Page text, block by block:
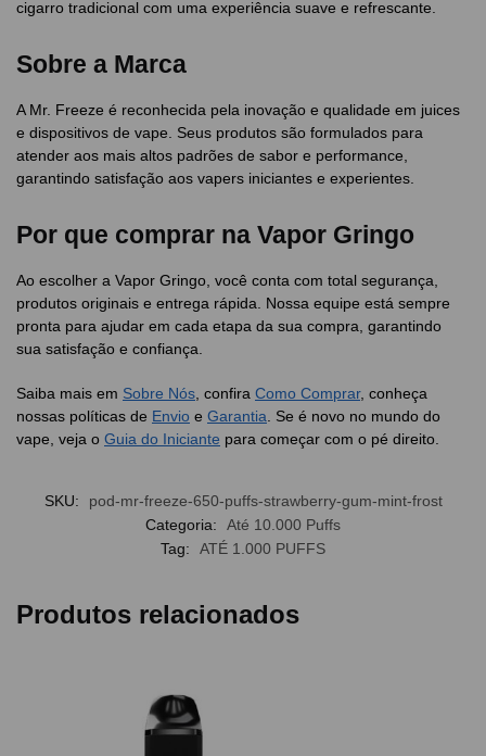
cigarro tradicional com uma experiência suave e refrescante.
Sobre a Marca
A Mr. Freeze é reconhecida pela inovação e qualidade em juices
e dispositivos de vape. Seus produtos são formulados para
atender aos mais altos padrões de sabor e performance,
garantindo satisfação aos vapers iniciantes e experientes.
Por que comprar na Vapor Gringo
Ao escolher a Vapor Gringo, você conta com total segurança,
produtos originais e entrega rápida. Nossa equipe está sempre
pronta para ajudar em cada etapa da sua compra, garantindo
sua satisfação e confiança.
Saiba mais em Sobre Nós , confira Como Comprar, conheça
nossas políticas de Envio e Garantia . Se é novo no mundo do
vape, veja o Guia do Iniciante para começar com o pé direito.
SKU:
pod-mr-freeze-650-puffs-strawberry-gum-mint-frost
Categoria:
Até 10.000 Puffs
Tag:
ATÉ 1.000 PUFFS
Produtos relacionados